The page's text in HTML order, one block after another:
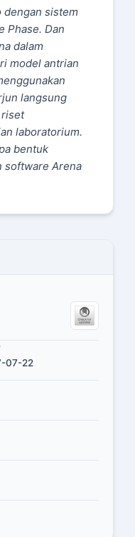
dengan sistem
Phase. Dan
dalam
model antrian
langsung
riset
laboratorium.
bentuk
software Arena
07-22